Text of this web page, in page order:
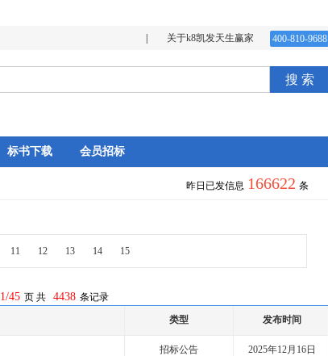
关于k8凯发天生赢家 400-810-9688
搜 索
标书下载 会员招标
昨日已发信息 166622 条
11 12 13 14 15
1/45 页 共 4438 条记录
类型 发布时间
招标公告 2025年12月16日